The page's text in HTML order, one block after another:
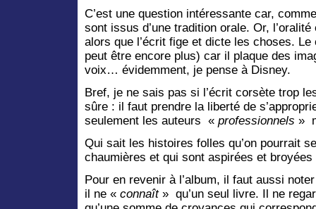
C’est une question intéressante car,
sont issus d’une tradition orale. Or,
alors que l’écrit fige et dicte les choses.
peut être encore plus) car il plaque des
voix… évidemment, je pense à Disney.
Bref, je ne sais pas si l’écrit corsète trop
sûre : il faut prendre la liberté de
seulement les auteurs « professionnels »
Qui sait les histoires folles qu’on pourrait
chaumières et qui sont aspirées et
Pour en revenir à l’album, il faut aussi
il ne « connaît » qu’un seul livre. Il ne